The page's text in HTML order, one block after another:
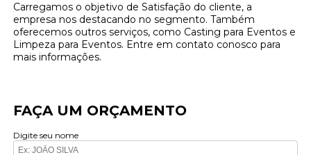
Carregamos o objetivo de Satisfação do cliente, a
empresa nos destacando no segmento. Também
oferecemos outros serviços, como Casting para Eventos e
Limpeza para Eventos. Entre em contato conosco para
mais informações.
FAÇA UM ORÇAMENTO
Digite seu nome